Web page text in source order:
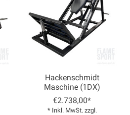
Hackenschmidt
Maschine (1DX)
€2.738,00*
* Inkl. MwSt. zzgl.